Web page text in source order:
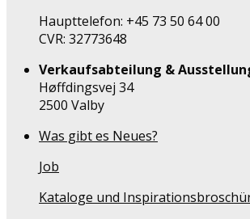
Haupttelefon: +45 73 50 64 00
CVR: 32773648
Verkaufsabteilung &
Høffdingsvej 34
2500 Valby
Was gibt es Neues?
Job
Kataloge und